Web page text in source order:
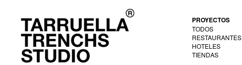
PROYECTOS
TODOS
RESTAURANTES
HOTELES
TIENDAS